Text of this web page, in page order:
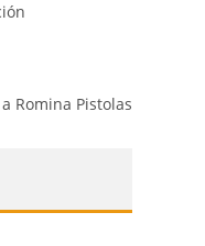
Romina Pistolas